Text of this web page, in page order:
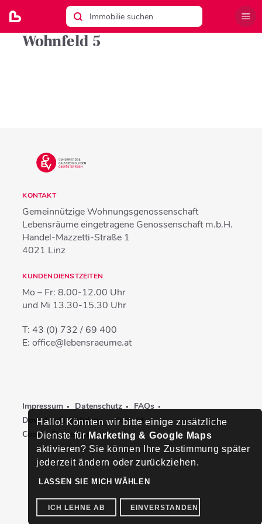
Wohnfeld 5
KONTAKT
Gemeinnützige Wohnungsgenossenschaft
Lebensräume eingetragene Genossenschaft m.b.H.
Handel-Mazzetti-Straße 1
4021 Linz
KUNDENDIENSTZEITEN
Mo – Fr: 8.00-12.00 Uhr
und Mi 13.30-15.30 Uhr
T:43 (0) 732 / 69 400
E:office@lebensraeume.at
Impressum Datenschutz
FAQs
Downloads & Videos
Kontakt
Cookie-Einstellungen
Hallo! Könnten wir bitte einige zusätzliche
Dienste für Marketing & Google Maps
aktivieren? Sie können Ihre Zustimmung später
jederzeit ändern oder zurückziehen.
LASSEN SIE MICH WÄHLEN
ICH LEHNE AB EINVERSTANDEN